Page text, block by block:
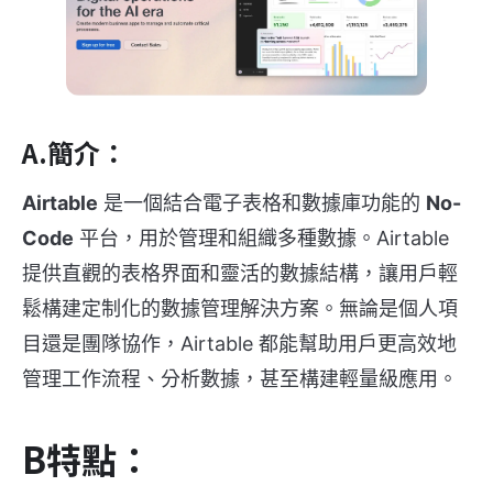
A.簡介：
Airtable 是一個結合電子表格和數據庫功能的 No-
Code 平台，用於管理和組織多種數據。Airtable
提供直觀的表格界面和靈活的數據結構，讓用戶輕
鬆構建定制化的數據管理解決方案。無論是個人項
目還是團隊協作，Airtable 都能幫助用戶更高效地
管理工作流程、分析數據，甚至構建輕量級應用。
B特點：